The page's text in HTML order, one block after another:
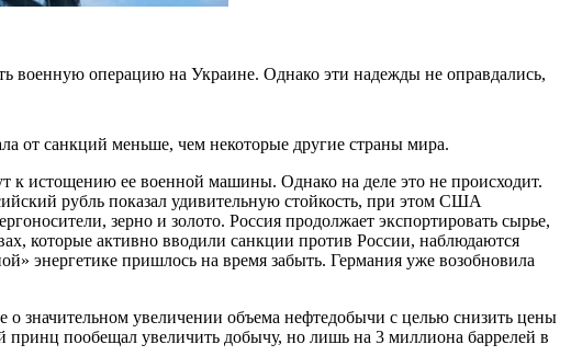
военную операцию на Украине. Однако эти надежды не оправдались,
от санкций меньше, чем некоторые другие страны мира.
истощению ее военной машины. Однако на деле это не происходит.
рубль показал удивительную стойкость, при этом США
зерно и золото. Россия продолжает экспортировать сырье,
которые активно вводили санкции против России, наблюдаются
энергетике пришлось на время забыть. Германия уже возобновила
значительном увеличении объема нефтедобычи с целью снизить цены
принц пообещал увеличить добычу, но лишь на 3 миллиона баррелей в